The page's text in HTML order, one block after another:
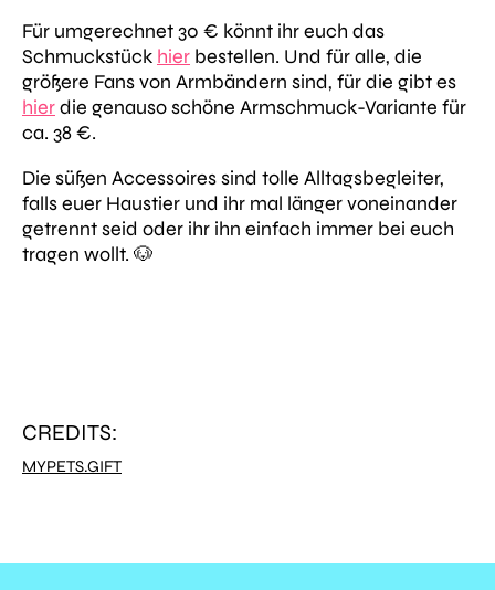
Für umgerechnet 30 € könnt ihr euch das
Schmuckstück hier bestellen. Und für alle, die
größere Fans von Armbändern sind, für die gibt es
hierdie genauso schöne Armschmuck-Variante für
ca. 38 €.
Die süßen Accessoires sind tolle Alltagsbegleiter,
falls euer Haustier und ihr mal länger voneinander
getrennt seid oder ihr ihn einfach immer bei euch
tragen wollt. 🐶
CREDITS:
MYPETS.GIFT